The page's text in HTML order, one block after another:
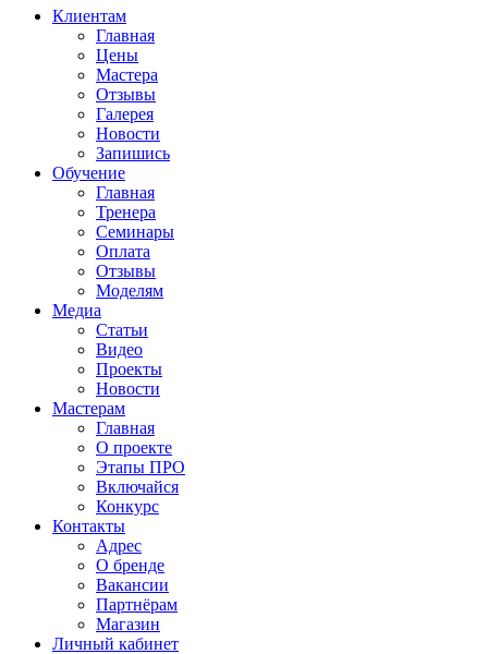
Клиентам
Главная
Цены
Мастера
Отзывы
Галерея
Новости
Запишись
Обучение
Главная
Тренера
Семинары
Оплата
Отзывы
Моделям
Медиа
Статьи
Видео
Проекты
Новости
Мастерам
Главная
О проекте
Этапы ПРО
Включайся
Конкурс
Контакты
Адрес
О бренде
Вакансии
Партнёрам
Магазин
Личный кабинет